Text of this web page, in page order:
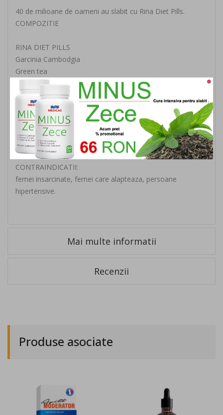
40 de milioane de oameni au slabit cu Rina Diet Pills.
COMPOZITIE
RINA DIET PILLS
Garcinia Cambodgia
Green tea
Guarana
Coffee
Zmeur
Ananas
Pectina de mar
Mod de administrare:
Se administreaza 2 capsule pe zi, dimineata si seara.
CONTRAINDICATII:
femei insarcinate, femei care alapteaza, persoane
hipertensive.
Mai multe informatii
Recenzii
Produse asociate